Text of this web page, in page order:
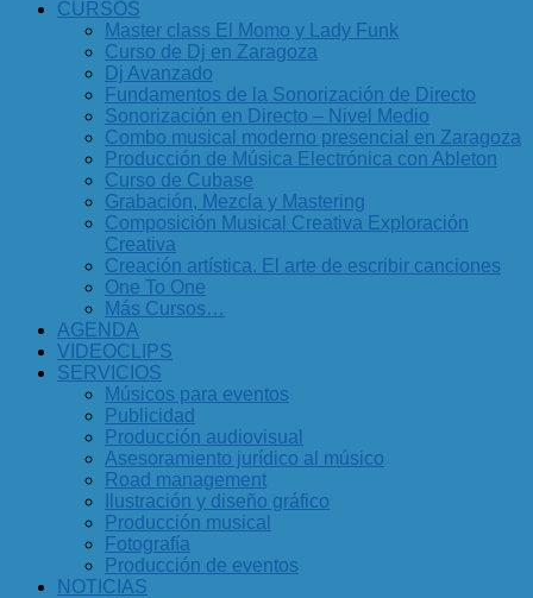
CURSOS
Master class El Momo y Lady Funk
Curso de Dj en Zaragoza
Dj Avanzado
Fundamentos de la Sonorización de Directo
Sonorización en Directo – Nivel Medio
Combo musical moderno presencial en Zaragoza
Producción de Música Electrónica con Ableton
Curso de Cubase
Grabación, Mezcla y Mastering
Composición Musical Creativa Exploración
Creativa
Creación artística. El arte de escribir canciones
One To One
Más Cursos…
AGENDA
VIDEOCLIPS
SERVICIOS
Músicos para eventos
Publicidad
Producción audiovisual
Asesoramiento jurídico al músico
Road management
Ilustración y diseño gráfico
Producción musical
Fotografía
Producción de eventos
NOTICIAS